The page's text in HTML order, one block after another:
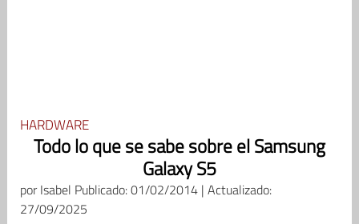
HARDWARE
Todo lo que se sabe sobre el Samsung
Galaxy S5
porIsabel Publicado: 01/02/2014 | Actualizado:
27/09/2025